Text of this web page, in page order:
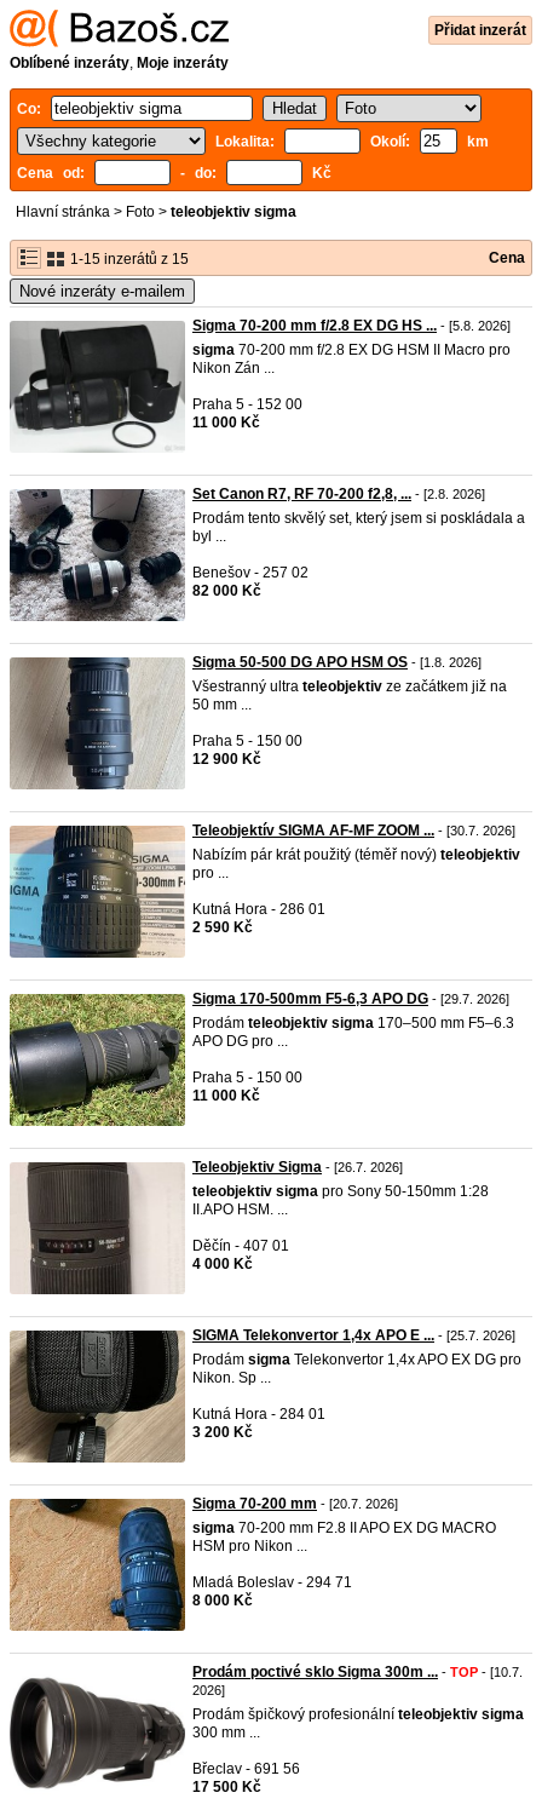
Přidat inzerát
Oblíbené inzeráty, Moje inzeráty
Co:
Lokalita:
Okolí:
km
Cena od:
- do: Kč
Hlavní stránka > Foto > teleobjektiv sigma
1-15 inzerátů z 15 Cena
Nové inzeráty e-mailem
Sigma 70-200 mm f/2.8 EX DG HS ... - [5.8. 2026]
sigma 70-200 mm f/2.8 EX DG HSM II Macro pro
Nikon Zán ...
Praha 5 - 152 00
11 000 Kč
Set Canon R7, RF 70-200 f2,8, ... - [2.8. 2026]
Prodám tento skvělý set, který jsem si poskládala a
byl ...
Benešov - 257 02
82 000 Kč
Sigma 50-500 DG APO HSM OS - [1.8. 2026]
Všestranný ultra teleobjektiv ze začátkem již na
50 mm ...
Praha 5 - 150 00
12 900 Kč
Teleobjektív SIGMA AF-MF ZOOM ... - [30.7. 2026]
Nabízím pár krát použitý (téměř nový) teleobjektiv
pro ...
Kutná Hora - 286 01
2 590 Kč
Sigma 170-500mm F5-6,3 APO DG - [29.7. 2026]
Prodám teleobjektiv sigma 170–500 mm F5–6.3
APO DG pro ...
Praha 5 - 150 00
11 000 Kč
Teleobjektiv Sigma - [26.7. 2026]
teleobjektiv sigma pro Sony 50-150mm 1:28
II.APO HSM. ...
Děčín - 407 01
4 000 Kč
SIGMA Telekonvertor 1,4x APO E ... - [25.7. 2026]
Prodám sigma Telekonvertor 1,4x APO EX DG pro
Nikon. Sp ...
Kutná Hora - 284 01
3 200 Kč
Sigma 70-200 mm - [20.7. 2026]
sigma 70-200 mm F2.8 II APO EX DG MACRO
HSM pro Nikon ...
Mladá Boleslav - 294 71
8 000 Kč
Prodám poctivé sklo Sigma 300m ... - TOP - [10.7.
2026]
Prodám špičkový profesionální teleobjektiv sigma
300 mm ...
Břeclav - 691 56
17 500 Kč